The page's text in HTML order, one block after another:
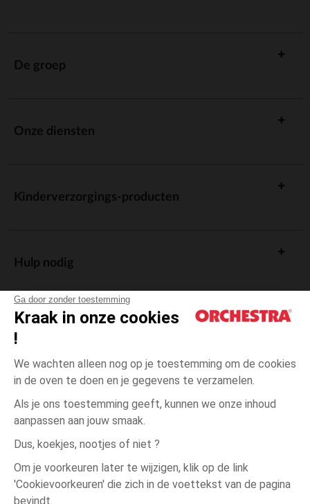
Ga door zonder toestemming
Kraak in onze cookies
!
We wachten alleen nog op je toestemming om de cookies
in de oven te doen en je gegevens te verzamelen.
Als je ons toestemming geeft, kunnen we onze inhoud
aanpassen aan jouw smaak.
Dus, koekjes, nootjes of niet ?
Om je voorkeuren later te wijzigen, klik op de link
'Cookievoorkeuren' die zich in de voettekst van de pagina
bevindt.
Grijs Grijs 1
De groep
Onze diensten
Kinderverzorgings-producten
Hulp nodig
Algemene verkoopsvoorwaarden
Wettelijke bepalingen
Persoonsgegevens